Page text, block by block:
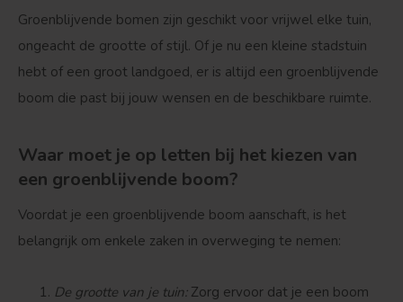
Groenblijvende bomen zijn geschikt voor vrijwel elke tuin,
ongeacht de grootte of stijl. Of je nu een kleine stadstuin
hebt of een groot landgoed, er is altijd een groenblijvende
boom die past bij jouw wensen en de beschikbare ruimte.
Waar moet je op letten bij het kiezen van
een groenblijvende boom?
Voordat je een groenblijvende boom aanschaft, is het
belangrijk om enkele zaken in overweging te nemen:
De grootte van je tuin:Zorg ervoor dat je een boom